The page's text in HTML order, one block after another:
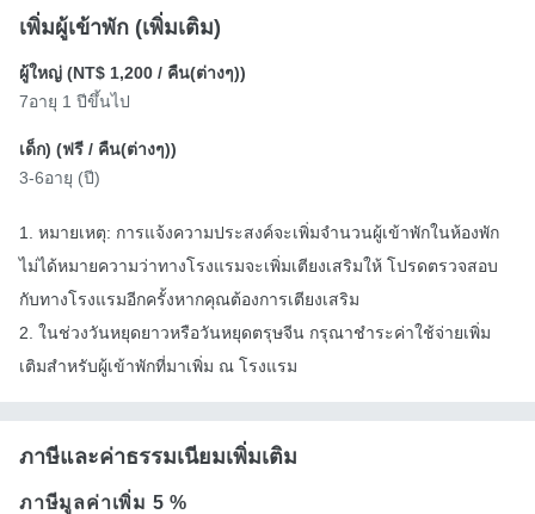
เพิ่มผู้เข้าพัก (เพิ่มเติม)
ผู้ใหญ่ (NT$ 1,200 / คืน(ต่างๆ))
7อายุ 1 ปีขึ้นไป
เด็ก) (ฟรี / คืน(ต่างๆ))
3-6อายุ (ปี)
1. หมายเหตุ: การแจ้งความประสงค์จะเพิ่มจำนวนผู้เข้าพักในห้องพัก
ไม่ได้หมายความว่าทางโรงแรมจะเพิ่มเตียงเสริมให้ โปรดตรวจสอบ
กับทางโรงแรมอีกครั้งหากคุณต้องการเตียงเสริม
2. ในช่วงวันหยุดยาวหรือวันหยุดตรุษจีน กรุณาชำระค่าใช้จ่ายเพิ่ม
เติมสำหรับผู้เข้าพักที่มาเพิ่ม ณ โรงแรม
ภาษีและค่าธรรมเนียมเพิ่มเติม
ภาษีมูลค่าเพิ่ม 5 %